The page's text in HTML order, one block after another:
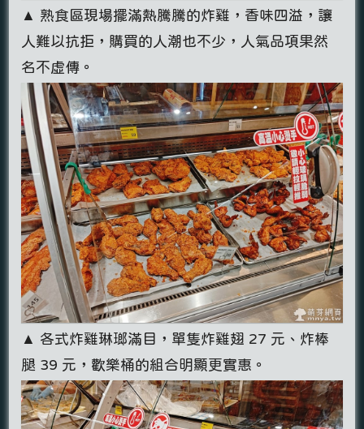
▲ 熟食區現場擺滿熱騰騰的炸雞，香味四溢，讓
人難以抗拒，購買的人潮也不少，人氣品項果然
名不虛傳。
▲ 各式炸雞琳瑯滿目，單隻炸雞翅 27 元、炸棒
腿 39 元，歡樂桶的組合明顯更實惠。